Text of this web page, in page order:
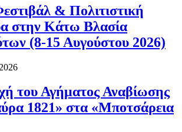
& Πολιτιστική
στην Κάτω Βλασία
(8-15 Αυγούστου 2026)
του Αγήματος Αναβίωσης
1821» στα «Μποτσάρεια